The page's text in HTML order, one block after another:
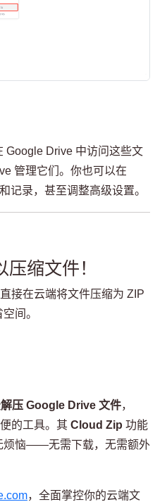
Google Drive 中访问这些文
管理它们。你也可以在
记录，甚至调整高级设置。
缩文件！
接在云端将文件压缩为 ZIP
间。
压 Google Drive 文件，
的工具。其 Cloud Zip 功能
烦恼——无需下载，无需额外
，全面掌控你的云端文